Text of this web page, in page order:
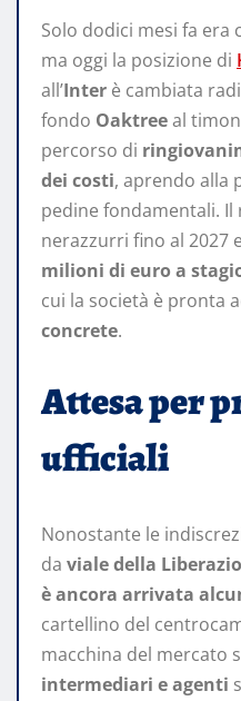
Solo dodici mesi fa era
ma oggi la posizione di
all’Inter è cambiata
fondo Oaktreeal
percorso di
dei costi, aprendo alla
pedine fondamentali.
nerazzurri fino al 2027
milioni di euro a
cui la società è pronta
concrete.
Attesa per
ufficiali
Nonostante le
da viale della
è ancora arrivata
cartellino del
macchina del mercato
intermediari e agenti